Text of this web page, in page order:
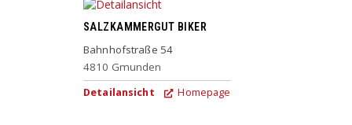
SALZKAMMERGUT BIKER
Bahnhofstraße 54
4810 Gmunden
Detailansicht Homepage